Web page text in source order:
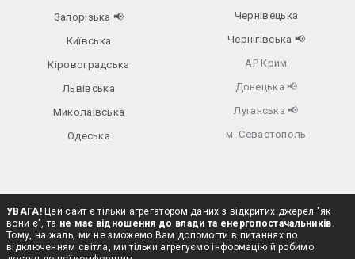
Запорізька 📢
Київська
Кіровоградська
Львівська
Миколаївська
Одеська
Чернівецька
Чернігівська 📢
АР Крим
Донецька 📢
Луганська 📢
м. Севастополь
УВАГА!Цей сайт є тільки агрегатором даних з відкритих джерел "як
вони є", та не має відношення до влади та енергопостачальників.
Тому, на жаль, ми не зможемо Вам допомогти в питаннях по
відключенням світла, ми тільки агрегуємо інформацію й робимо